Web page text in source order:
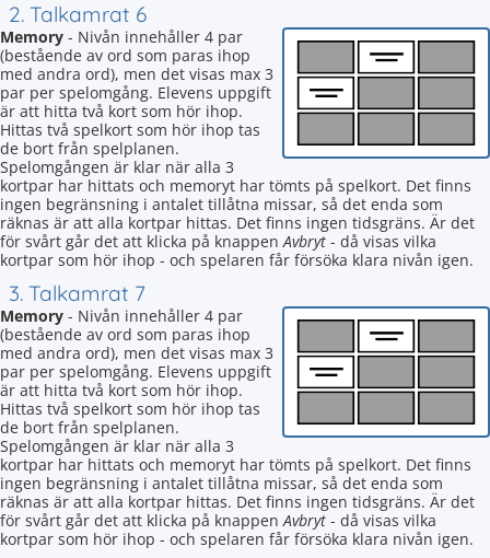
2. Talkamrat 6
Memory - Nivån innehåller 4 par
(bestående av ord som paras ihop
med andra ord), men det visas max 3
par per spelomgång. Elevens uppgift
är att hitta två kort som hör ihop.
Hittas två spelkort som hör ihop tas
de bort från spelplanen.
Spelomgången är klar när alla 3
kortpar har hittats och memoryt har tömts på spelkort. Det finns
ingen begränsning i antalet tillåtna missar, så det enda som
räknas är att alla kortpar hittas. Det finns ingen tidsgräns. Är det
för svårt går det att klicka på knappenAvbryt - då visas vilka
kortpar som hör ihop - och spelaren får försöka klara nivån igen.
3. Talkamrat 7
Memory - Nivån innehåller 4 par
(bestående av ord som paras ihop
med andra ord), men det visas max 3
par per spelomgång. Elevens uppgift
är att hitta två kort som hör ihop.
Hittas två spelkort som hör ihop tas
de bort från spelplanen.
Spelomgången är klar när alla 3
kortpar har hittats och memoryt har tömts på spelkort. Det finns
ingen begränsning i antalet tillåtna missar, så det enda som
räknas är att alla kortpar hittas. Det finns ingen tidsgräns. Är det
för svårt går det att klicka på knappenAvbryt - då visas vilka
kortpar som hör ihop - och spelaren får försöka klara nivån igen.